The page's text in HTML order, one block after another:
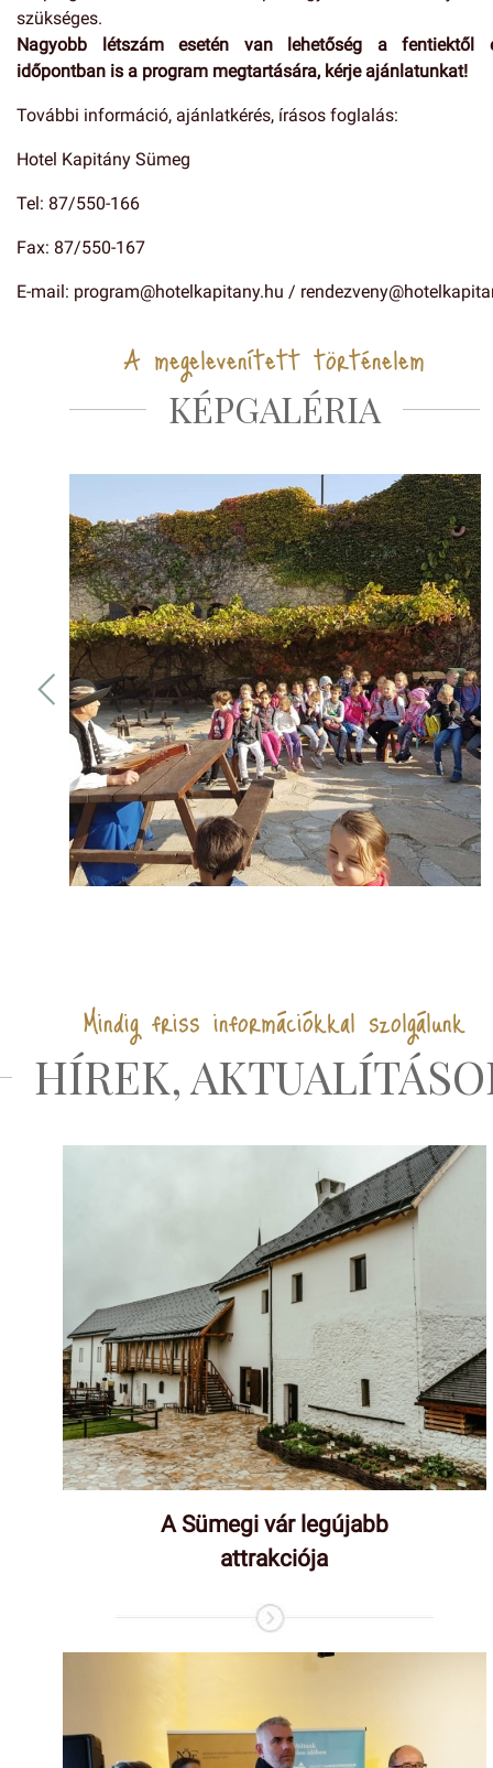
szükséges.
Nagyobb létszám esetén van lehetőség a fentiektől
időpontban is a program megtartására, kérje ajánlatunkat!
További információ, ajánlatkérés, írásos foglalás:
Hotel Kapitány Sümeg
Tel: 87/550-166
Fax: 87/550-167
E-mail: program@hotelkapitany.hu /
A megelevenített történelem
KÉPGALÉRIA
Mindig friss információkkal szolgálunk
HÍREK,
A Sümegi vár legújabb
attrakciója